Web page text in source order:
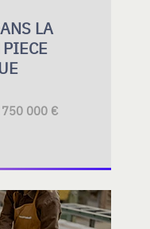
LA
000 €